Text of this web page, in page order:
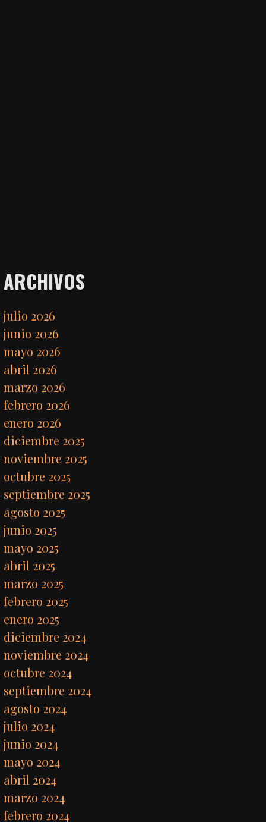
ARCHIVOS
julio 2026
junio 2026
mayo 2026
abril 2026
marzo 2026
febrero 2026
enero 2026
diciembre 2025
noviembre 2025
octubre 2025
septiembre 2025
agosto 2025
junio 2025
mayo 2025
abril 2025
marzo 2025
febrero 2025
enero 2025
diciembre 2024
noviembre 2024
octubre 2024
septiembre 2024
agosto 2024
julio 2024
junio 2024
mayo 2024
abril 2024
marzo 2024
febrero 2024